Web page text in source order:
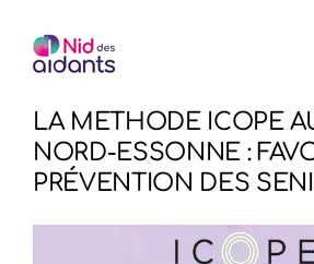
contenu
LA METHODE ICOPE
NORD-ESSONNE :
PRÉVENTION DES